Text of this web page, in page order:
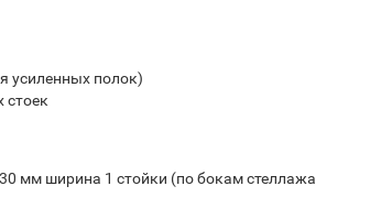
усиленных полок)
мм ширина 1 стойки (по бокам стеллажа